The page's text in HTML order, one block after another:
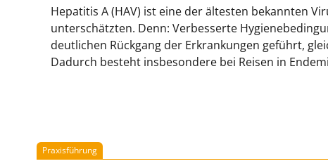
Hepatitis A (HAV) ist eine der ältesten bekannten
unterschätzten. Denn: Verbesserte
deutlichen Rückgang der Erkrankungen geführt,
Dadurch besteht insbesondere bei Reisen in
Praxisführung